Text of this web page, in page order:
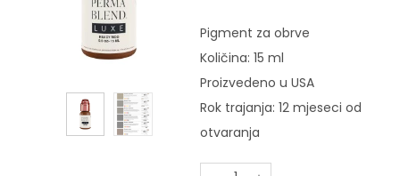
Pigment za obrve
Količina: 15 ml
Proizvedeno u USA
Rok trajanja: 12 mjeseci od
otvaranja